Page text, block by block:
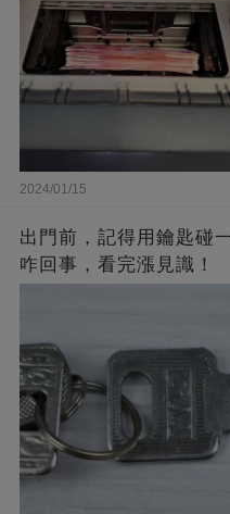
2024/01/15
出門前，記得用鑰匙碰
咋回事，看完漲見識！